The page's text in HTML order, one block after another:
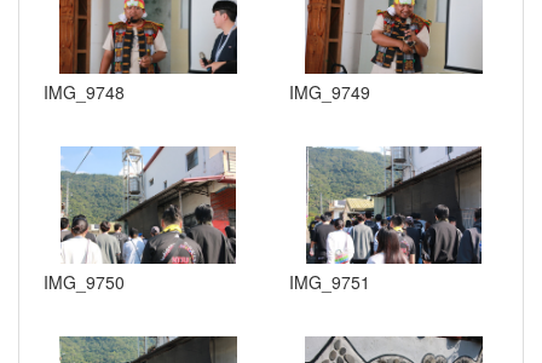
IMG_9748 IMG_9749
IMG_9750 IMG_9751